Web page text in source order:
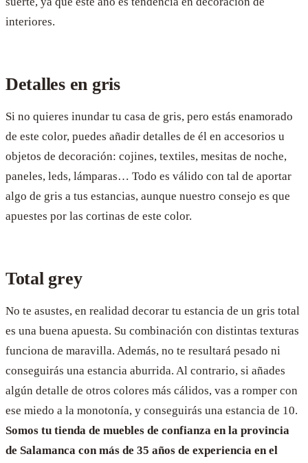
interiores.
Detalles en gris
Si no quieres inundar tu casa de gris, pero estás enamorado
de este color, puedes añadir detalles de él en accesorios u
objetos de decoración: cojines, textiles, mesitas de noche,
paneles, leds, lámparas… Todo es válido con tal de aportar
algo de gris a tus estancias, aunque nuestro consejo es que
apuestes por las cortinas de este color.
Total grey
No te asustes, en realidad decorar tu estancia de un gris total
es una buena apuesta. Su combinación con distintas texturas
funciona de maravilla. Además, no te resultará pesado ni
conseguirás una estancia aburrida. Al contrario, si añades
algún detalle de otros colores más cálidos, vas a romper con
ese miedo a la monotonía, y conseguirás una estancia de 10.
Somos tu tienda de muebles de confianza en la provincia
de Salamanca con más de 35 años de experiencia en el